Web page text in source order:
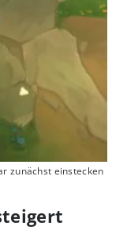
zunächst einstecken